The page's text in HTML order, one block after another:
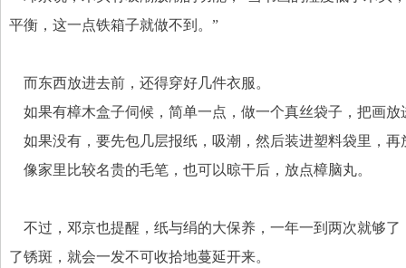
平衡，这一点铁箱子就做不到。”
而东西放进去前，还得穿好几件衣服。
如果有樟木盒子伺候，简单一点，做一个真丝袋子，把画放
如果没有，要先包几层报纸，吸潮，然后装进塑料袋里，
像家里比较名贵的毛笔，也可以晾干后，放点樟脑丸。
不过，邓京也提醒，纸与绢的大保养，一年一到两次就够
了锈斑，就会一发不可收拾地蔓延开来。